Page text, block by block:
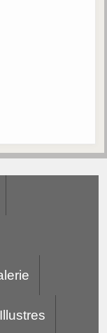
Illustres